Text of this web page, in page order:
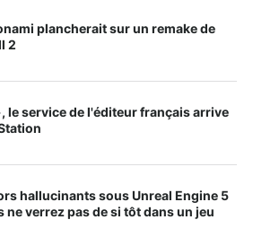
plancherait sur un remake de
2
le service de l'éditeur français arrive
hallucinants sous Unreal Engine 5
ne verrez pas de si tôt dans un jeu